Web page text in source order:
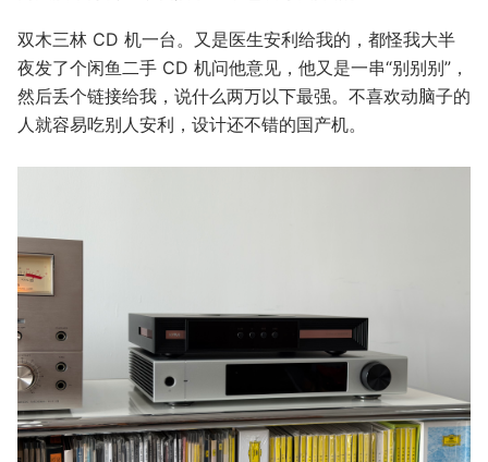
双木三林 CD 机一台。又是医生安利给我的，都怪我大半
夜发了个闲鱼二手 CD 机问他意见，他又是一串“别别别”，
然后丢个链接给我，说什么两万以下最强。不喜欢动脑子的
人就容易吃别人安利，设计还不错的国产机。